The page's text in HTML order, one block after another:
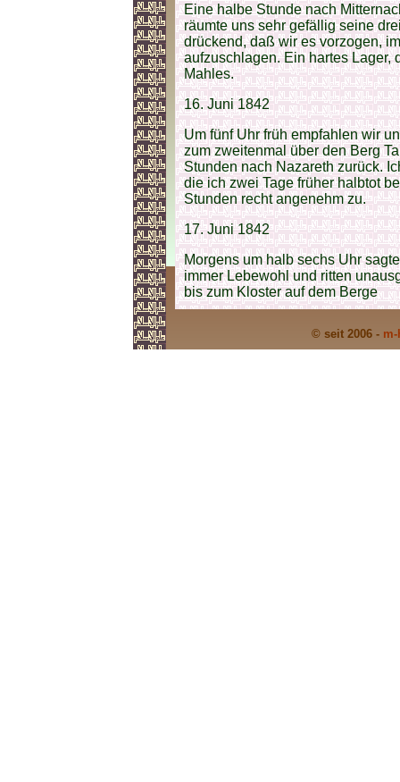
Eine halbe Stunde nach
räumte uns sehr gefällig seine
drückend, daß wir es vorzogen,
aufzuschlagen. Ein hartes Lager,
Mahles.
16. Juni 1842
Um fünf Uhr früh empfahlen wir
zum zweitenmal über den Berg
Stunden nach Nazareth zurück.
die ich zwei Tage früher halbtot
Stunden recht angenehm zu.
17. Juni 1842
Morgens um halb sechs Uhr
immer Lebewohl und ritten
bis zum Kloster auf dem Berge
© seit 2006 -